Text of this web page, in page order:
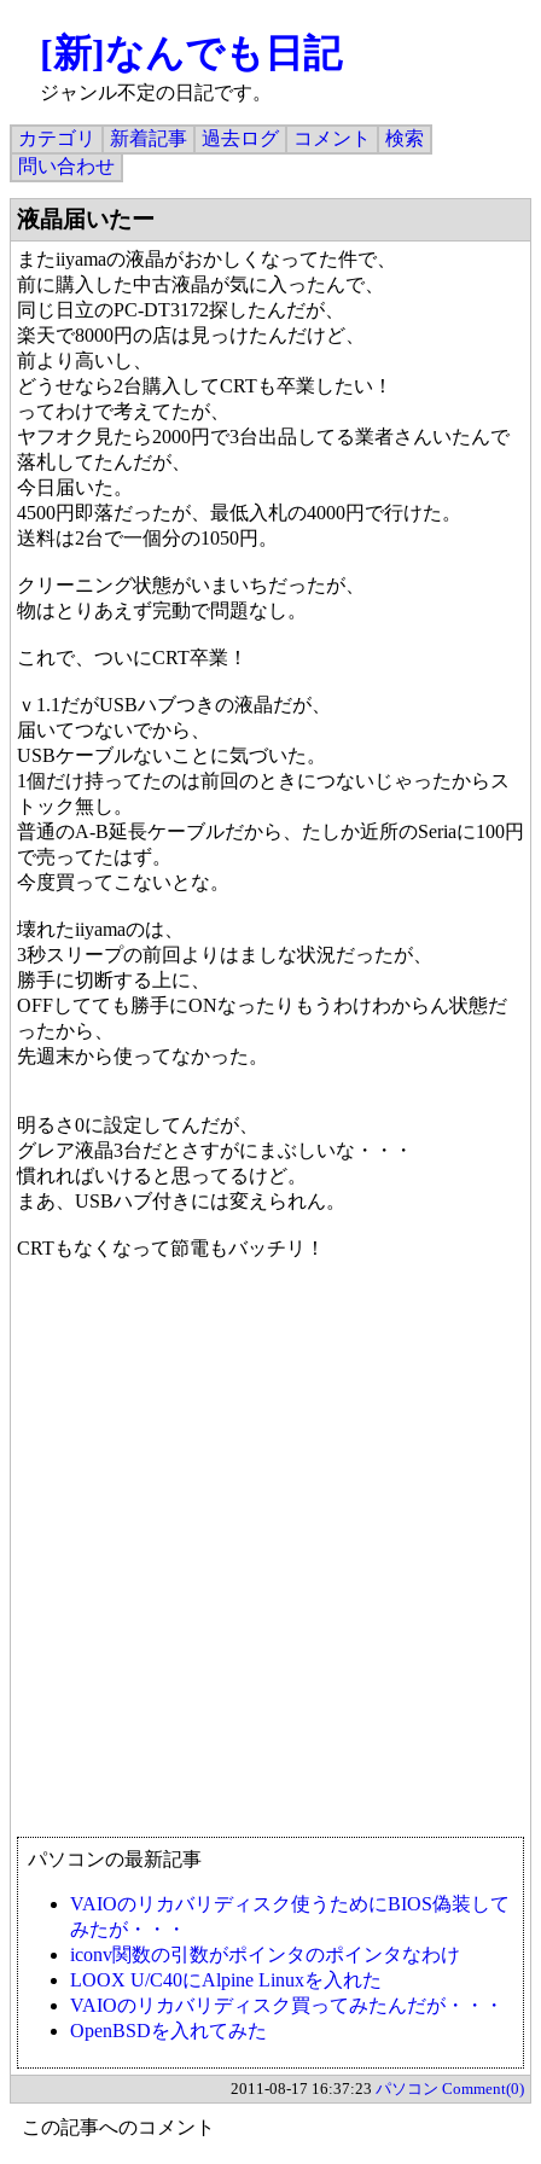
[新]なんでも日記
ジャンル不定の日記です。
カテゴリ 新着記事 過去ログ コメント
検索
問い合わせ
液晶届いたー
またiiyamaの液晶がおかしくなってた件で、
前に購入した中古液晶が気に入ったんで、
同じ日立のPC-DT3172探したんだが、
楽天で8000円の店は見っけたんだけど、
前より高いし、
どうせなら2台購入してCRTも卒業したい！
ってわけで考えてたが、
ヤフオク見たら2000円で3台出品してる業者さんいたんで
落札してたんだが、
今日届いた。
4500円即落だったが、最低入札の4000円で行けた。
送料は2台で一個分の1050円。
クリーニング状態がいまいちだったが、
物はとりあえず完動で問題なし。
これで、ついにCRT卒業！
ｖ1.1だがUSBハブつきの液晶だが、
届いてつないでから、
USBケーブルないことに気づいた。
1個だけ持ってたのは前回のときにつないじゃったからス
トック無し。
普通のA-B延長ケーブルだから、たしか近所のSeriaに100円
で売ってたはず。
今度買ってこないとな。
壊れたiiyamaのは、
3秒スリープの前回よりはましな状況だったが、
勝手に切断する上に、
OFFしてても勝手にONなったりもうわけわからん状態だ
ったから、
先週末から使ってなかった。
明るさ0に設定してんだが、
グレア液晶3台だとさすがにまぶしいな・・・
慣れればいけると思ってるけど。
まあ、USBハブ付きには変えられん。
CRTもなくなって節電もバッチリ！
パソコンの最新記事
VAIOのリカバリディスク使うためにBIOS偽装して
みたが・・・
iconv関数の引数がポインタのポインタなわけ
LOOX U/C40にAlpine Linuxを入れた
VAIOのリカバリディスク買ってみたんだが・・・
OpenBSDを入れてみた
2011-08-17 16:37:23 パソコン Comment(0)
この記事へのコメント